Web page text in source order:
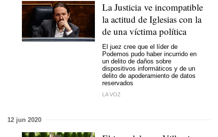
La Justicia ve incompatible
la actitud de Iglesias con la
de una víctima política
El juez cree que el líder de
Podemos pudo haber incurrido en
un delito de daños sobre
dispositivos informáticos y de un
delito de apoderamiento de datos
reservados
LA VOZ
12 jun 2020